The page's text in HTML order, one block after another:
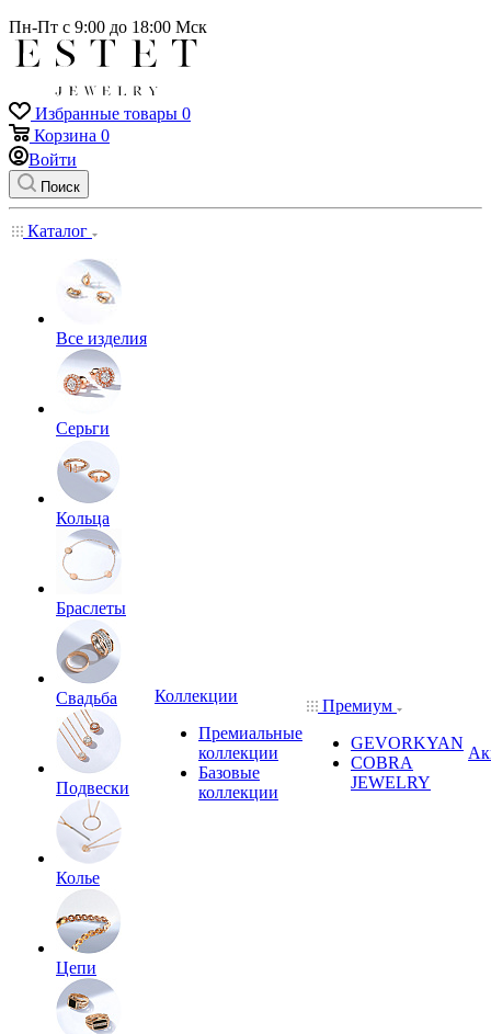
Пн-Пт с 9:00 до 18:00 Мск
Избранные товары 0
Корзина 0
Войти
Поиск
Каталог
Все изделия
Серьги
Кольца
Браслеты
Свадьба
Подвески
Колье
Цепи
Коллекции
Премиальные
коллекции
Базовые
коллекции
Премиум
GEVORKYAN
COBRA
JEWELRY